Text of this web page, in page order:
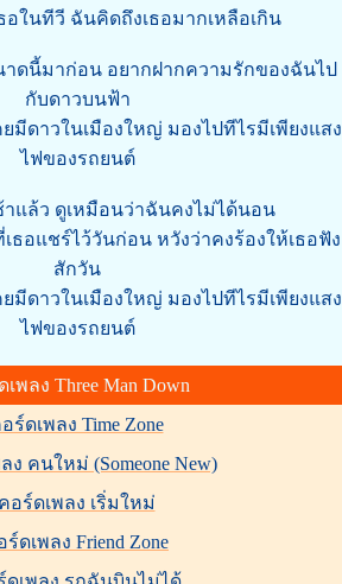
อในทีวี ฉันคิดถึงเธอมากเหลือเกิน
าดนี้มาก่อน อยากฝากความรักของฉันไป
กับดาวบนฟ้า
มีดาวในเมืองใหญ่ มองไปทีไรมีเพียงแสง
ไฟของรถยนต์
าแล้ว ดูเหมือนว่าฉันคงไม่ได้นอน
เธอแชร์ไว้วันก่อน หวังว่าคงร้องให้เธอฟัง
สักวัน
มีดาวในเมืองใหญ่ มองไปทีไรมีเพียงแสง
ไฟของรถยนต์
พลง Three Man Down
ร์ดเพลง Time Zone
ง คนใหม่ (Someone New)
คอร์ดเพลง เริ่มใหม่
ร์ดเพลง Friend Zone